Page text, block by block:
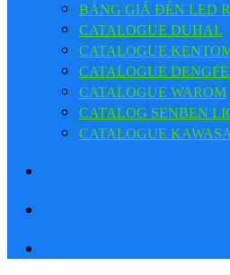
BẢNG GIÁ ĐÈN LED
CATALOGUE DUHAL
CATALOGUE
CATALOGUE
CATALOGUE WAROM
CATALOG SENBEN
CATALOGUE